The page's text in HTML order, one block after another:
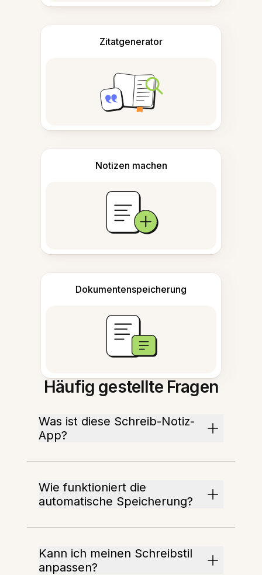
Zitatgenerator
Notizen machen
Dokumentenspeicherung
Häufig gestellte Fragen
Was ist diese Schreib-Notiz-
App?
Wie funktioniert die
automatische Speicherung?
Kann ich meinen Schreibstil
anpassen?